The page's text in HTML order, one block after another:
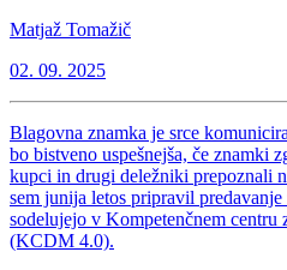
Matjaž Tomažič
02. 09. 2025
Blagovna znamka je srce
bo bistveno uspešnejša, če znamki
kupci in drugi deležniki prepoznali
sem junija letos pripravil
sodelujejo v Kompetenčnem centru
(KCDM 4.0).